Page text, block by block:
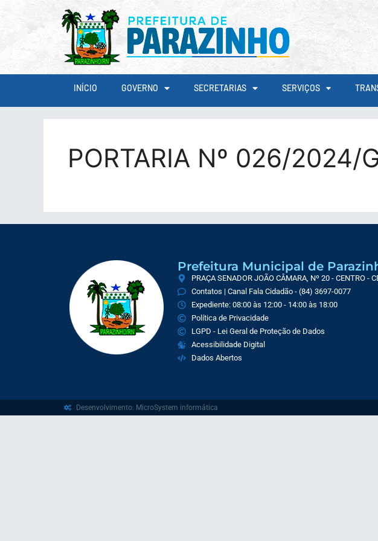
INÍCIO GOVERNO SECRETARIAS SERVIÇOS
PORTARIA Nº 026/2024/
Prefeitura Municipal de
PRAÇA SENADOR JOÃO CÂMARA, Nº 20 - CENTRO -
Contatos | Canal Fala Cidadão - (84) 3697-0077
Expediente: 08:00 às 12:00 - 14:00 às 18:00
Política de Privacidade
LGPD - Lei Geral de Proteção de Dados
Acessibilidade Digital
Dados Abertos
Desenvolvimento: MicroSystem informática